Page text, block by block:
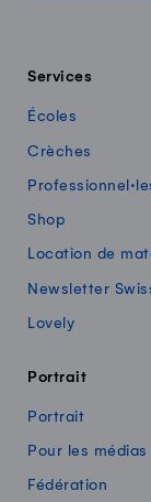
Services
Écoles
Crèches
Shop
Location de
Newsletter
Lovely
Portrait
Portrait
Pour les médias
Fédération